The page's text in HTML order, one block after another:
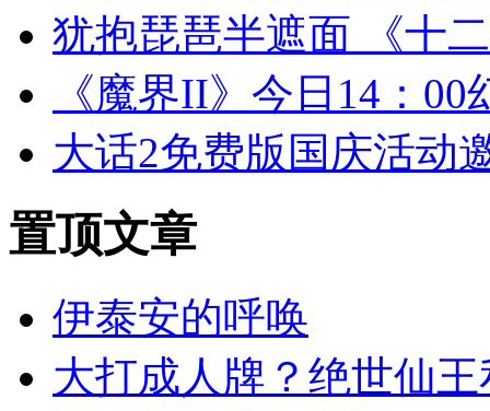
犹抱琵琶半遮面 《十
《魔界II》今日14：
大话2免费版国庆活动
置顶文章
伊泰安的呼唤
大打成人牌？绝世仙